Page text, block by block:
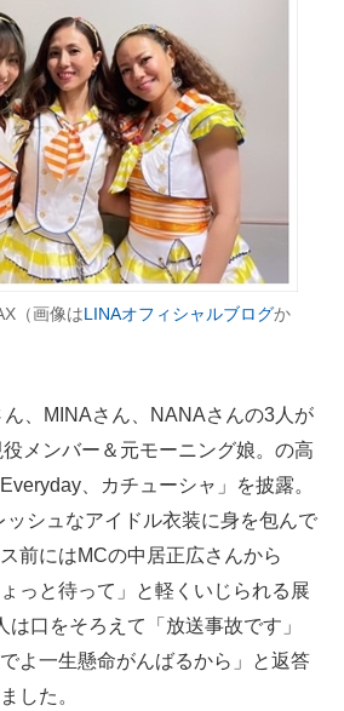
説
ニティ
かる
サイト
サイト
を支援
サイト
サイト
ィア
（画像はLINAオフィシャルブログか
、MINAさん、NANAさんの3人が
メンバー＆元モーニング娘。の高
、カチューシャ」を披露。
ッシュなアイドル衣装に身を包んで
前にはMCの中居正広さんから
っと待って」と軽くいじられる展
は口をそろえて「放送事故です」
よ一生懸命がんばるから」と返答
した。